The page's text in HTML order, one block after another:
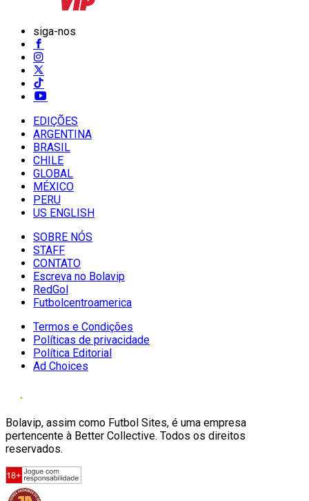
siga-nos
EDIÇÕES
ARGENTINA
BRASIL
CHILE
GLOBAL
MÉXICO
PERU
US ENGLISH
SOBRE NÓS
STAFF
CONTATO
Escreva no Bolavip
RedGol
Futbolcentroamerica
Termos e Condições
Políticas de privacidade
Política Editorial
Ad Choices
Bolavip, assim como Futbol Sites, é uma empresa
pertencente à Better Collective. Todos os direitos
reservados.